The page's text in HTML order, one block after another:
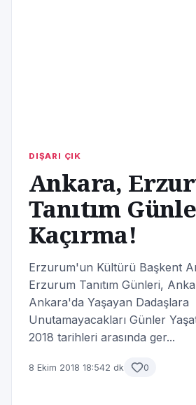
DIŞARI ÇIK
Ankara,
Tanıtım
Kaçırma!
Erzurum'un Kültürü Başkent
Erzurum Tanıtım Günleri,
Ankara'da Yaşayan Dadaşlara
Unutamayacakları Günler
2018 tarihleri arasında ger...
8 Ekim 2018 18:542 dk 0